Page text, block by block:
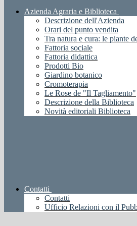
Azienda Agraria e Biblioteca
Descrizione dell'Azienda
Orari del punto vendita
Tra natura e cura: le piante
Fattoria sociale
Fattoria didattica
Prodotti Bio
Giardino botanico
Cromoterapia
Le Rose de "Il Tagliamento"
Descrizione della Biblioteca
Novità editoriali Biblioteca
Contatti
Contatti
Ufficio Relazioni con il